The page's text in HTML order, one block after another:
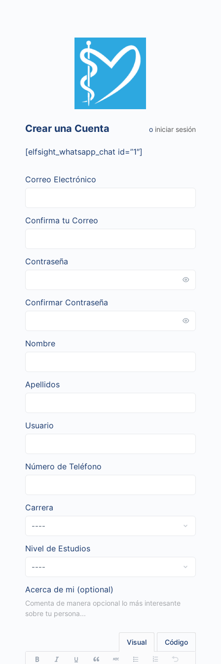
Crear una Cuenta o iniciar sesión
[elfsight_whatsapp_chat id=”1″]
Correo Electrónico
Confirma tu Correo
Contraseña
Confirmar Contraseña
Nombre
Apellidos
Usuario
Número de Teléfono
Carrera
Nivel de Estudios
Acerca de mi (optional)
Comenta de manera opcional lo más interesante
sobre tu persona...
Visual Código